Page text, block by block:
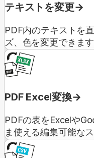
テキストを変更
PDF内のテキストを
ズ、色を変更できます
PDF Excel変換
PDFの表をExcelや
ま使える編集可能な